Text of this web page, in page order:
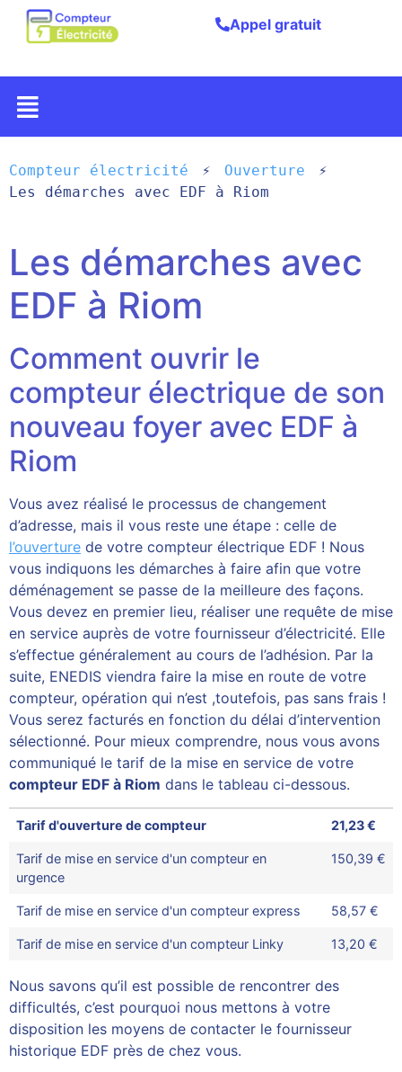
Appel gratuit
Compteur électricité
Ouverture
Les démarches avec EDF à Riom
Les démarches avec
EDF à Riom
Comment ouvrir le
compteur électrique de son
nouveau foyer avec EDF à
Riom
Vous avez réalisé le processus de changement
d’adresse, mais il vous reste une étape : celle de
l’ouverture de votre compteur électrique EDF ! Nous
vous indiquons les démarches à faire afin que votre
déménagement se passe de la meilleure des façons.
Vous devez en premier lieu, réaliser une requête de mise
en service auprès de votre fournisseur d’électricité. Elle
s’effectue généralement au cours de l’adhésion. Par la
suite, ENEDIS viendra faire la mise en route de votre
compteur, opération qui n’est ,toutefois, pas sans frais !
Vous serez facturés en fonction du délai d’intervention
sélectionné. Pour mieux comprendre, nous vous avons
communiqué le tarif de la mise en service de votre
compteur EDF à Riom dans le tableau ci-dessous.
Tarif d'ouverture de compteur 21,23 €
Tarif de mise en service d'un compteur en
urgence
150,39 €
Tarif de mise en service d'un compteur express 58,57 €
Tarif de mise en service d'un compteur Linky 13,20 €
Nous savons qu’il est possible de rencontrer des
difficultés, c’est pourquoi nous mettons à votre
disposition les moyens de contacter le fournisseur
historique EDF près de chez vous.